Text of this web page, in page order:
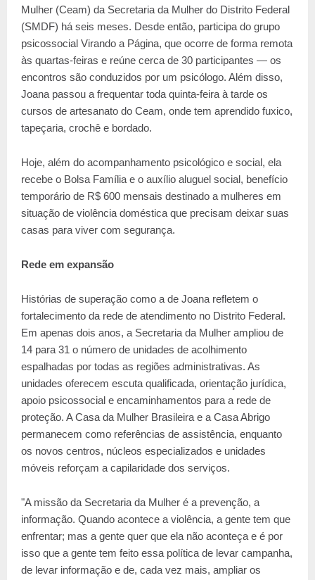
Mulher (Ceam) da Secretaria da Mulher do Distrito Federal
(SMDF) há seis meses. Desde então, participa do grupo
psicossocial Virando a Página, que ocorre de forma remota
às quartas-feiras e reúne cerca de 30 participantes — os
encontros são conduzidos por um psicólogo. Além disso,
Joana passou a frequentar toda quinta-feira à tarde os
cursos de artesanato do Ceam, onde tem aprendido fuxico,
tapeçaria, crochê e bordado.
Hoje, além do acompanhamento psicológico e social, ela
recebe o Bolsa Família e o auxílio aluguel social, benefício
temporário de R$ 600 mensais destinado a mulheres em
situação de violência doméstica que precisam deixar suas
casas para viver com segurança.
Rede em expansão
Histórias de superação como a de Joana refletem o
fortalecimento da rede de atendimento no Distrito Federal.
Em apenas dois anos, a Secretaria da Mulher ampliou de
14 para 31 o número de unidades de acolhimento
espalhadas por todas as regiões administrativas. As
unidades oferecem escuta qualificada, orientação jurídica,
apoio psicossocial e encaminhamentos para a rede de
proteção. A Casa da Mulher Brasileira e a Casa Abrigo
permanecem como referências de assistência, enquanto
os novos centros, núcleos especializados e unidades
móveis reforçam a capilaridade dos serviços.
"A missão da Secretaria da Mulher é a prevenção, a
informação. Quando acontece a violência, a gente tem que
enfrentar; mas a gente quer que ela não aconteça e é por
isso que a gente tem feito essa política de levar campanha,
de levar informação e de, cada vez mais, ampliar os